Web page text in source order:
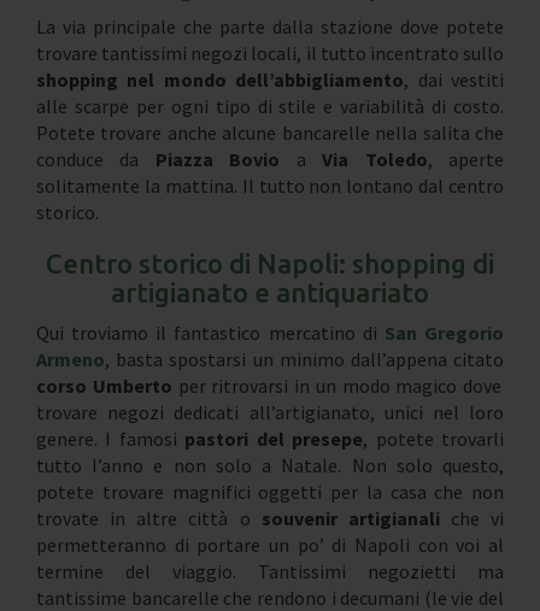
La via principale che parte dalla stazione dove potete
trovare tantissimi negozi locali, il tutto incentrato sullo
shopping nel mondo dell’abbigliamento, dai vestiti
alle scarpe per ogni tipo di stile e variabilità di costo.
Potete trovare anche alcune bancarelle nella salita che
conduce da Piazza Bovio a Via Toledo, aperte
solitamente la mattina. Il tutto non lontano dal centro
storico.
Centro storico di Napoli: shopping di
artigianato e antiquariato
Qui troviamo il fantastico mercatino di San Gregorio
Armeno, basta spostarsi un minimo dall’appena citato
corso Umberto per ritrovarsi in un modo magico dove
trovare negozi dedicati all’artigianato, unici nel loro
genere. I famosi pastori del presepe, potete trovarli
tutto l’anno e non solo a Natale. Non solo questo,
potete trovare magnifici oggetti per la casa che non
trovate in altre città o souvenir artigianali che vi
permetteranno di portare un po’ di Napoli con voi al
termine del viaggio. Tantissimi negozietti ma
tantissime bancarelle che rendono i decumani (le vie del